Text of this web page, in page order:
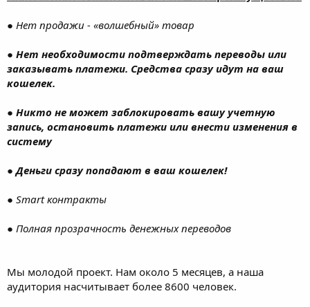
● Нет продажи - «волшебный» товар
● Нет необходимости подтверждать переводы или
заказывать платежи. Средства сразу идут на ваш
кошелек.
● Никто не может заблокировать вашу учетную
запись, остановить платежи или внести изменения в
систему
●Деньги сразу попадают в ваш кошелек!
● Smart контракты
● Полная прозрачность денежных переводов
Мы молодой проект. Нам около 5 месяцев, а наша
аудитория насчитывает более 8600 человек.